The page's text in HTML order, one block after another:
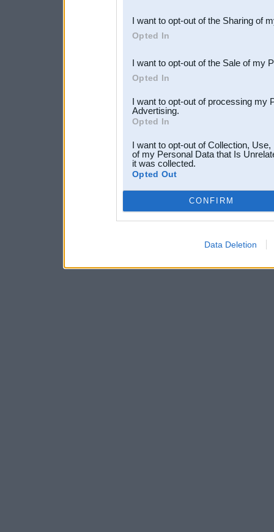
Downstream Participants
third parties.
I want to opt-out of the Sharing of
Opted In
I want to opt-out of the Sale of my
Opted In
I want to opt-out of processing my
Advertising.
Opted In
I want to opt-out of Collection,
of my Personal Data that Is
it was collected.
Opted Out
CONFIRM
Data Deletion